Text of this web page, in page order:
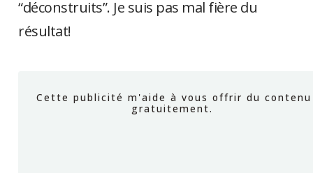
“déconstruits”. Je suis pas mal fière du
résultat!